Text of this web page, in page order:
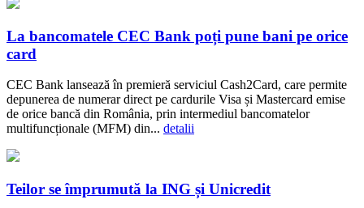
La bancomatele CEC Bank poți pune bani pe orice
card
CEC Bank lansează în premieră serviciul Cash2Card, care permite
depunerea de numerar direct pe cardurile Visa și Mastercard emise
de orice bancă din România, prin intermediul bancomatelor
multifuncționale (MFM) din... detalii
Teilor se împrumută la ING și Unicredit